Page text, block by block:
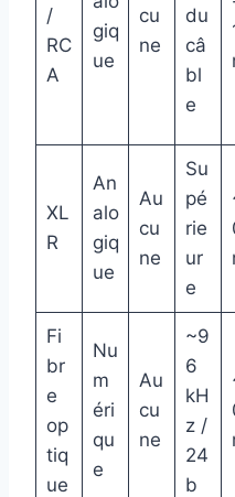
/
RC
A
giq
ue
cu
ne
du
câ
bl
e
XL
R
An
alo
giq
ue
Au
cu
ne
Su
pé
rie
ur
e
Fi
br
e
op
tiq
ue
Nu
m
éri
qu
e
Au
cu
ne
~9
6
kH
z /
24
b